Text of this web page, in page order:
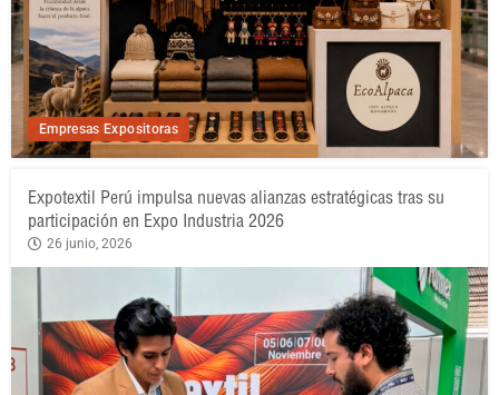
Empresas Expositoras
Expotextil Perú impulsa nuevas alianzas estratégicas tras su
participación en Expo Industria 2026
26 junio, 2026